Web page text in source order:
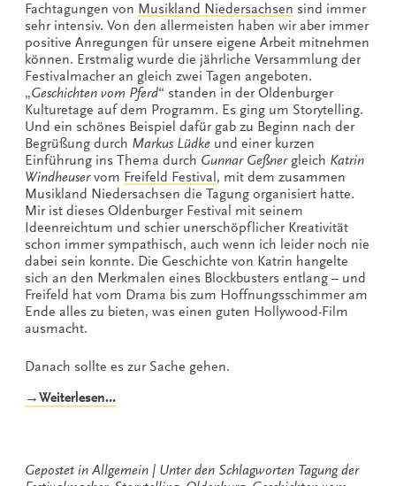
Fachtagungen von Musikland Niedersachsen sind immer
sehr intensiv. Von den allermeisten haben wir aber immer
positive Anregungen für unsere eigene Arbeit mitnehmen
können. Erstmalig wurde die jährliche Versammlung der
Festivalmacher an gleich zwei Tagen angeboten.
„Geschichten vom Pferd“ standen in der Oldenburger
Kulturetage auf dem Programm. Es ging um Storytelling.
Und ein schönes Beispiel dafür gab zu Beginn nach der
Begrüßung durch Markus Lüdke und einer kurzen
Einführung ins Thema durch Gunnar Geßnergleich Katrin
Windheuservom Freifeld Festival , mit dem zusammen
Musikland Niedersachsen die Tagung organisiert hatte.
Mir ist dieses Oldenburger Festival mit seinem
Ideenreichtum und schier unerschöpflicher Kreativität
schon immer sympathisch, auch wenn ich leider noch nie
dabei sein konnte. Die Geschichte von Katrin hangelte
sich an den Merkmalen eines Blockbusters entlang – und
Freifeld hat vom Drama bis zum Hoffnungsschimmer am
Ende alles zu bieten, was einen guten Hollywood-Film
ausmacht.
Danach sollte es zur Sache gehen.
→Weiterlesen…„Zwei
Geschichten
vom
Gepostet in Allgemein Unter den Schlagworten Tagung der